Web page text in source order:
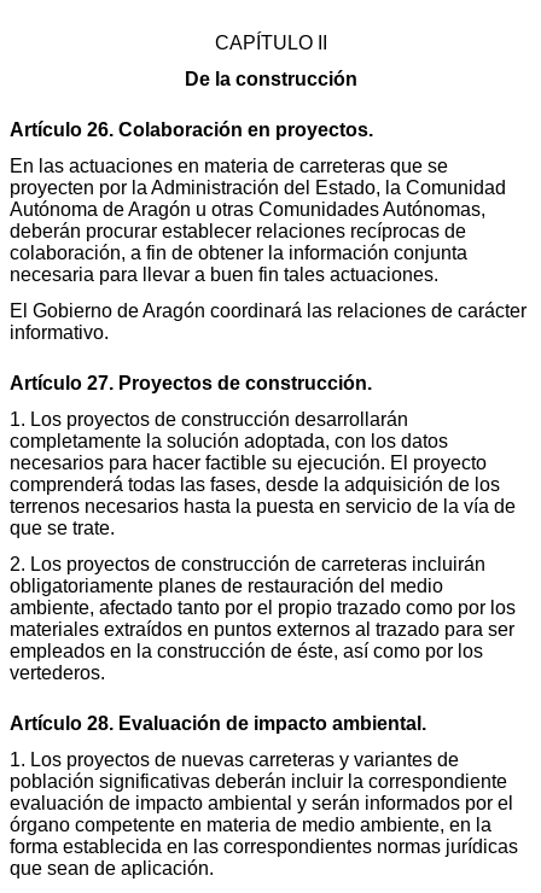
CAPÍTULO II
De la construcción
Artículo 26. Colaboración en proyectos.
En las actuaciones en materia de carreteras que se
proyecten por la Administración del Estado, la Comunidad
Autónoma de Aragón u otras Comunidades Autónomas,
deberán procurar establecer relaciones recíprocas de
colaboración, a fin de obtener la información conjunta
necesaria para llevar a buen fin tales actuaciones.
El Gobierno de Aragón coordinará las relaciones de carácter
informativo.
Artículo 27. Proyectos de construcción.
1. Los proyectos de construcción desarrollarán
completamente la solución adoptada, con los datos
necesarios para hacer factible su ejecución. El proyecto
comprenderá todas las fases, desde la adquisición de los
terrenos necesarios hasta la puesta en servicio de la vía de
que se trate.
2. Los proyectos de construcción de carreteras incluirán
obligatoriamente planes de restauración del medio
ambiente, afectado tanto por el propio trazado como por los
materiales extraídos en puntos externos al trazado para ser
empleados en la construcción de éste, así como por los
vertederos.
Artículo 28. Evaluación de impacto ambiental.
1. Los proyectos de nuevas carreteras y variantes de
población significativas deberán incluir la correspondiente
evaluación de impacto ambiental y serán informados por el
órgano competente en materia de medio ambiente, en la
forma establecida en las correspondientes normas jurídicas
que sean de aplicación.